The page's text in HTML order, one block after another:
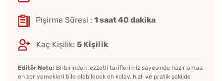
Pişirme Süresi : 1 saat 40 dakika
Kaç Kişilik: 5 Kişilik
Editör Notu: Birbirinden lezzetli tariflerimiz sayesinde hazırlaması
en zor yemekleri bile olabilecek en kolay, hızlı ve pratik şekilde